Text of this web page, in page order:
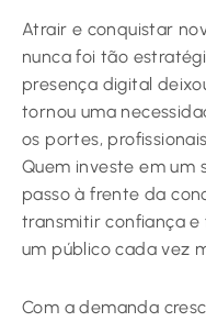
Atrair e conquistar
nunca foi tão
presença digital
tornou uma
os portes,
Quem investe em um
passo à frente da
transmitir confiança
um público cada vez
Com a demanda